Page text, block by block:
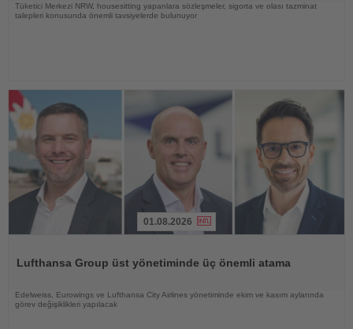
Tüketici Merkezi NRW, housesitting yapanlara sözleşmeler, sigorta ve olası tazminat
talepleri konusunda önemli tavsiyelerde bulunuyor
01.08.2026
Lufthansa Group üst yönetiminde üç önemli atama
Edelweiss, Eurowings ve Lufthansa City Airlines yönetiminde ekim ve kasım aylarında
görev değişiklikleri yapılacak